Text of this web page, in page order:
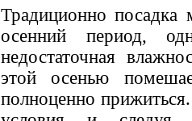
Традиционно посадка
осенний период,
недостаточная
этой осенью
полноценно